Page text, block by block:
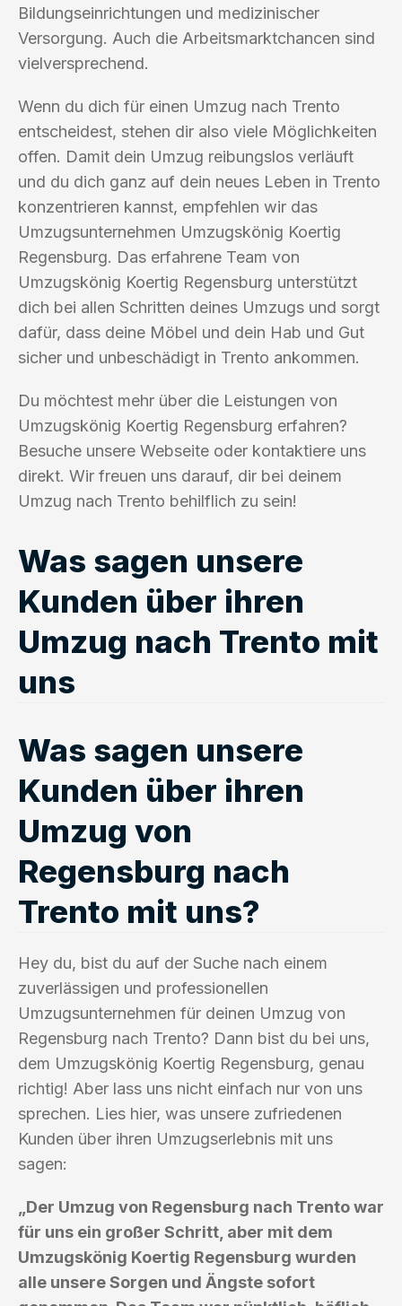
Bildungseinrichtungen und medizinischer
Versorgung. Auch die Arbeitsmarktchancen sind
vielversprechend.
Wenn du dich für einen Umzug nach Trento
entscheidest, stehen dir also viele Möglichkeiten
offen. Damit dein Umzug reibungslos verläuft
und du dich ganz auf dein neues Leben in Trento
konzentrieren kannst, empfehlen wir das
Umzugsunternehmen Umzugskönig Koertig
Regensburg. Das erfahrene Team von
Umzugskönig Koertig Regensburg unterstützt
dich bei allen Schritten deines Umzugs und sorgt
dafür, dass deine Möbel und dein Hab und Gut
sicher und unbeschädigt in Trento ankommen.
Du möchtest mehr über die Leistungen von
Umzugskönig Koertig Regensburg erfahren?
Besuche unsere Webseite oder kontaktiere uns
direkt. Wir freuen uns darauf, dir bei deinem
Umzug nach Trento behilflich zu sein!
Was sagen unsere
Kunden über ihren
Umzug nach Trento mit
uns
Was sagen unsere
Kunden über ihren
Umzug von
Regensburg nach
Trento mit uns?
Hey du, bist du auf der Suche nach einem
zuverlässigen und professionellen
Umzugsunternehmen für deinen Umzug von
Regensburg nach Trento? Dann bist du bei uns,
dem Umzugskönig Koertig Regensburg, genau
richtig! Aber lass uns nicht einfach nur von uns
sprechen. Lies hier, was unsere zufriedenen
Kunden über ihren Umzugserlebnis mit uns
sagen:
„Der Umzug von Regensburg nach Trento war
für uns ein großer Schritt, aber mit dem
Umzugskönig Koertig Regensburg wurden
alle unsere Sorgen und Ängste sofort